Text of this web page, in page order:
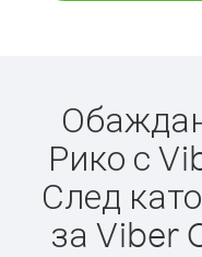
Рико с
След
за Viber